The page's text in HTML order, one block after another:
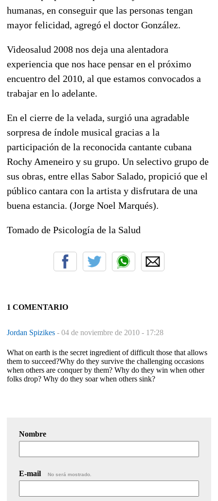
humanas, en conseguir que las personas tengan
mayor felicidad, agregó el doctor González.
Videosalud 2008 nos deja una alentadora
experiencia que nos hace pensar en el próximo
encuentro del 2010, al que estamos convocados a
trabajar en lo adelante.
En el cierre de la velada, surgió una agradable
sorpresa de índole musical gracias a la
participación de la reconocida cantante cubana
Rochy Ameneiro y su grupo. Un selectivo grupo de
sus obras, entre ellas Sabor Salado, propició que el
público cantara con la artista y disfrutara de una
buena estancia. (Jorge Noel Marqués).
Tomado de Psicología de la Salud
1 COMENTARIO
Jordan Spizikes - 04 de noviembre de 2010 - 17:28
What on earth is the secret ingredient of difficult those that allows
them to succeed?Why do they survive the challenging occasions
when others are conquer by them? Why do they win when other
folks drop? Why do they soar when others sink?
Nombre
E-mail No será mostrado.